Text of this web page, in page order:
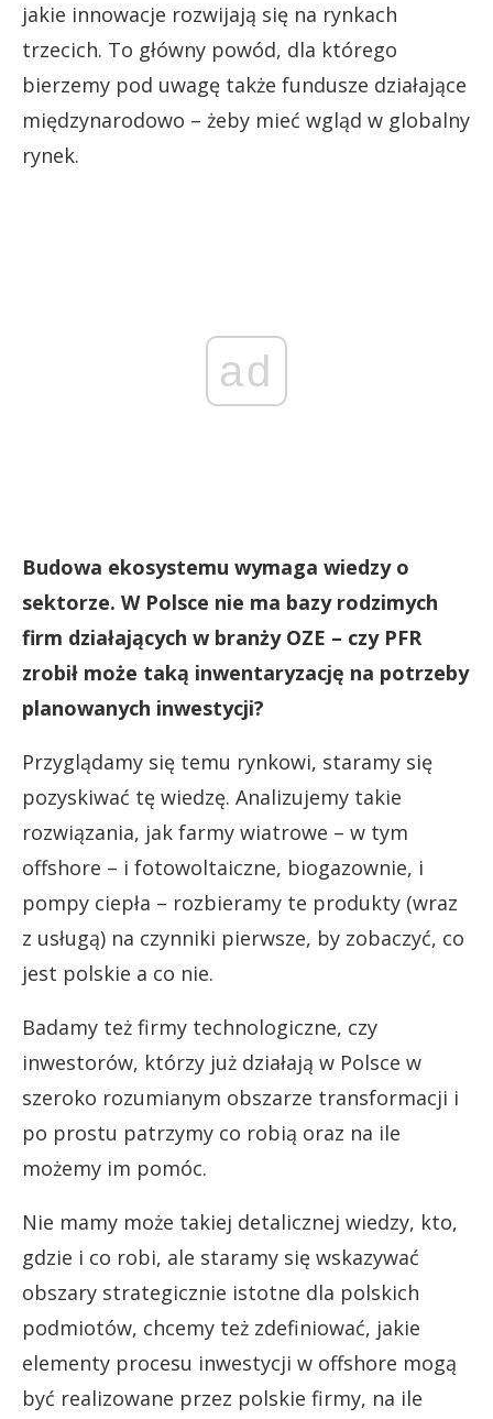
jakie innowacje rozwijają się na rynkach
trzecich. To główny powód, dla którego
bierzemy pod uwagę także fundusze działające
międzynarodowo – żeby mieć wgląd w globalny
rynek.
ad
Budowa ekosystemu wymaga wiedzy o
sektorze. W Polsce nie ma bazy rodzimych
firm działających w branży OZE – czy PFR
zrobił może taką inwentaryzację na potrzeby
planowanych inwestycji?
Przyglądamy się temu rynkowi, staramy się
pozyskiwać tę wiedzę. Analizujemy takie
rozwiązania, jak farmy wiatrowe – w tym
offshore – i fotowoltaiczne, biogazownie, i
pompy ciepła – rozbieramy te produkty (wraz
z usługą) na czynniki pierwsze, by zobaczyć, co
jest polskie a co nie.
Badamy też firmy technologiczne, czy
inwestorów, którzy już działają w Polsce w
szeroko rozumianym obszarze transformacji i
po prostu patrzymy co robią oraz na ile
możemy im pomóc.
Nie mamy może takiej detalicznej wiedzy, kto,
gdzie i co robi, ale staramy się wskazywać
obszary strategicznie istotne dla polskich
podmiotów, chcemy też zdefiniować, jakie
elementy procesu inwestycji w offshore mogą
być realizowane przez polskie firmy, na ile